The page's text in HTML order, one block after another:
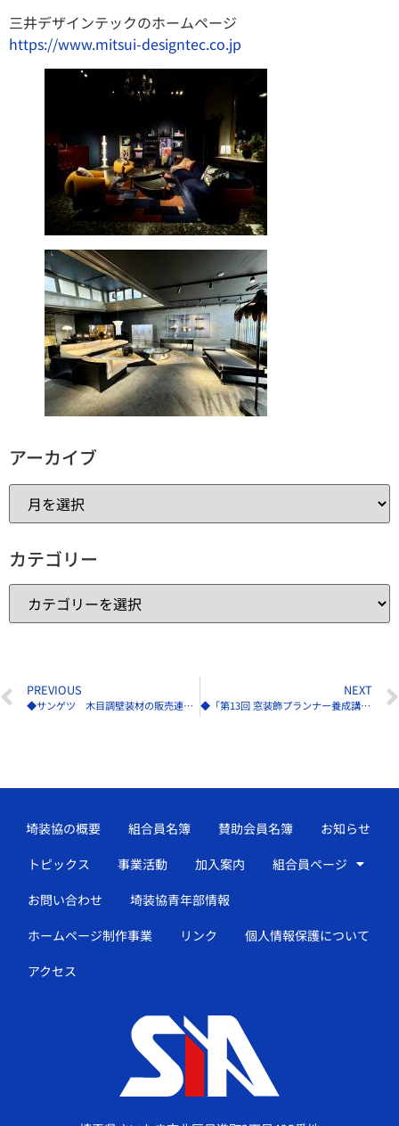
三井デザインテックのホームページ
https://www.mitsui-designtec.co.jp
アーカイブ
カテゴリー
PREVIOUS
◆サンゲツ 木目調壁装材の販売連動型寄付モデルに基づく寄付を実施
NEXT
◆「第13回 窓装飾プランナー養成講座」オンライン講座の配信開始へ
埼装協の概要 組合員名簿 賛助会員名簿
お知らせ
トピックス
事業活動 加入案内
組合員ページ
お問い合わせ
埼装協青年部情報
ホームページ制作事業
リンク
個人情報保護について
アクセス